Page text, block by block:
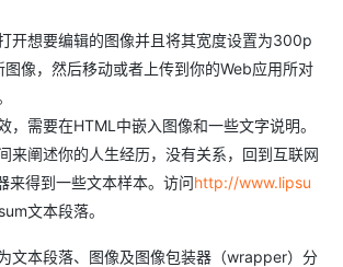
开想要编辑的图像并且将其宽度设置为300p
像，然后移动或者上传到你的Web应用所对
，需要在HTML中嵌入图像和一些文字说明。
来阐述你的人生经历，没有关系，回到互联网
来得到一些文本样本。访问http://www.lipsu
文本段落。
文本段落、图像及图像包装器（wrapper）分